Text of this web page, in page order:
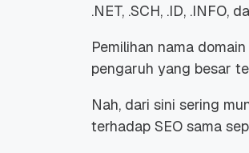
.NET, .SCH, .ID, .INFO,
Pemilihan nama
pengaruh yang besar
Nah, dari sini sering
terhadap SEO sama